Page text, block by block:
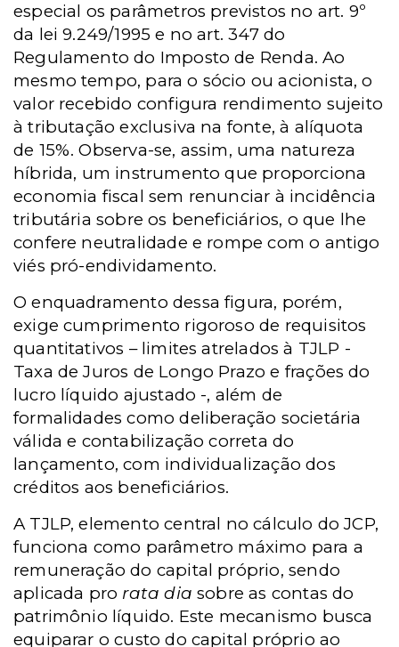
especial os parâmetros previstos no art. 9º
da lei 9.249/1995 e no art. 347 do
Regulamento do Imposto de Renda. Ao
mesmo tempo, para o sócio ou acionista, o
valor recebido configura rendimento sujeito
à tributação exclusiva na fonte, à alíquota
de 15%. Observa-se, assim, uma natureza
híbrida, um instrumento que proporciona
economia fiscal sem renunciar à incidência
tributária sobre os beneficiários, o que lhe
confere neutralidade e rompe com o antigo
viés pró-endividamento.
O enquadramento dessa figura, porém,
exige cumprimento rigoroso de requisitos
quantitativos – limites atrelados à TJLP -
Taxa de Juros de Longo Prazo e frações do
lucro líquido ajustado -, além de
formalidades como deliberação societária
válida e contabilização correta do
lançamento, com individualização dos
créditos aos beneficiários.
A TJLP, elemento central no cálculo do JCP,
funciona como parâmetro máximo para a
remuneração do capital próprio, sendo
aplicada pro rata dia sobre as contas do
patrimônio líquido. Este mecanismo busca
equiparar o custo do capital próprio ao